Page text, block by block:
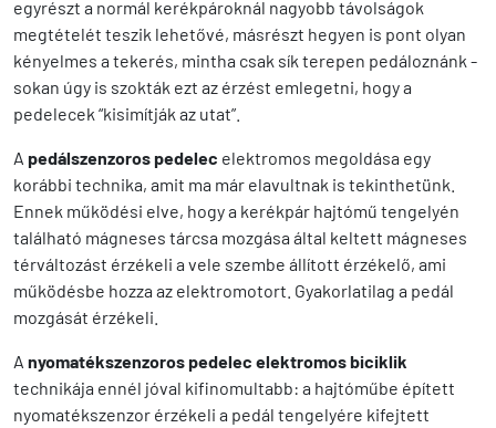
egyrészt a normál kerékpároknál nagyobb távolságok
megtételét teszik lehetővé, másrészt hegyen is pont olyan
kényelmes a tekerés, mintha csak sík terepen pedáloznánk -
sokan úgy is szokták ezt az érzést emlegetni, hogy a
pedelecek “kisimítják az utat”.
A pedálszenzoros pedelec elektromos megoldása egy
korábbi technika, amit ma már elavultnak is tekinthetünk.
Ennek működési elve, hogy a kerékpár hajtómű tengelyén
található mágneses tárcsa mozgása által keltett mágneses
térváltozást érzékeli a vele szembe állított érzékelő, ami
működésbe hozza az elektromotort. Gyakorlatilag a pedál
mozgását érzékeli.
A nyomatékszenzoros pedelec elektromos biciklik
technikája ennél jóval kifinomultabb: a hajtóműbe épített
nyomatékszenzor érzékeli a pedál tengelyére kifejtett